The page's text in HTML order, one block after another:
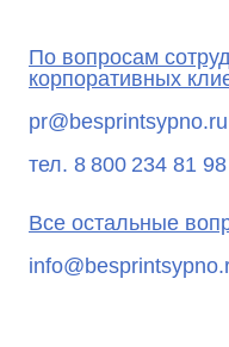
По вопросам
корпоративных
pr@besprintsypno.ru
тел. 8 800 234 81 98
Все остальные